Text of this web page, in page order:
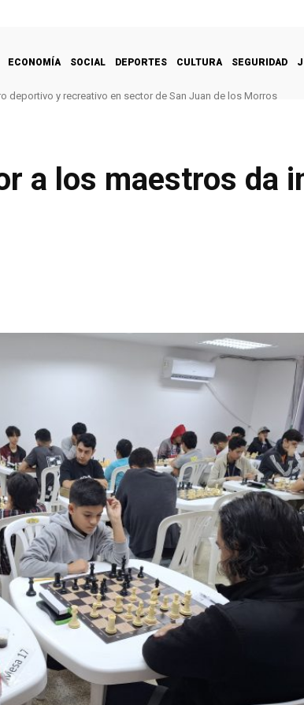
ECONOMÍA SOCIAL DEPORTES CULTURA SEGURIDAD
deportivo y recreativo en sector de San Juan de los Morros
a los maestros da